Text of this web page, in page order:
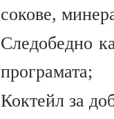
сокове,
Следобедно
програмата;
Коктейл за